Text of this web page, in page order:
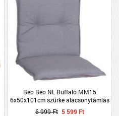
Beo Beo NL Buffalo MM15
6x50x101cm szürke alacsonytámlás
párna
6 999 Ft 5 599 Ft